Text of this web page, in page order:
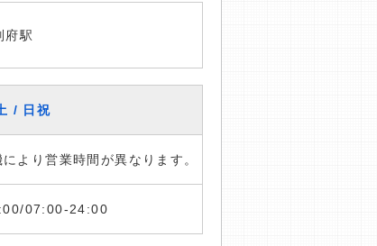
府駅
/ 日祝
より営業時間が異なります。
07:00-24:00